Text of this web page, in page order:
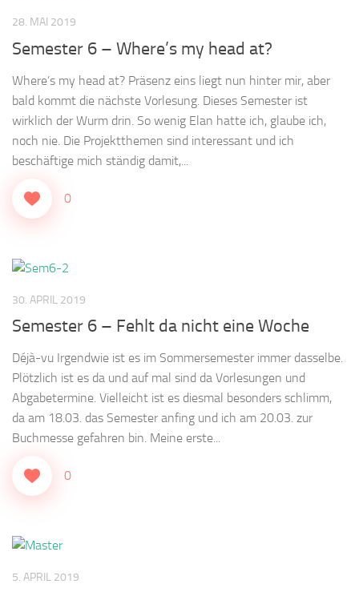
28. MAI 2019
Semester 6 – Where’s my head at?
Where’s my head at? Präsenz eins liegt nun hinter mir, aber
bald kommt die nächste Vorlesung. Dieses Semester ist
wirklich der Wurm drin. So wenig Elan hatte ich, glaube ich,
noch nie. Die Projektthemen sind interessant und ich
beschäftige mich ständig damit,...
0
30. APRIL 2019
Semester 6 – Fehlt da nicht eine Woche
Déjà-vu Irgendwie ist es im Sommersemester immer dasselbe.
Plötzlich ist es da und auf mal sind da Vorlesungen und
Abgabetermine. Vielleicht ist es diesmal besonders schlimm,
da am 18.03. das Semester anfing und ich am 20.03. zur
Buchmesse gefahren bin. Meine erste...
0
5. APRIL 2019